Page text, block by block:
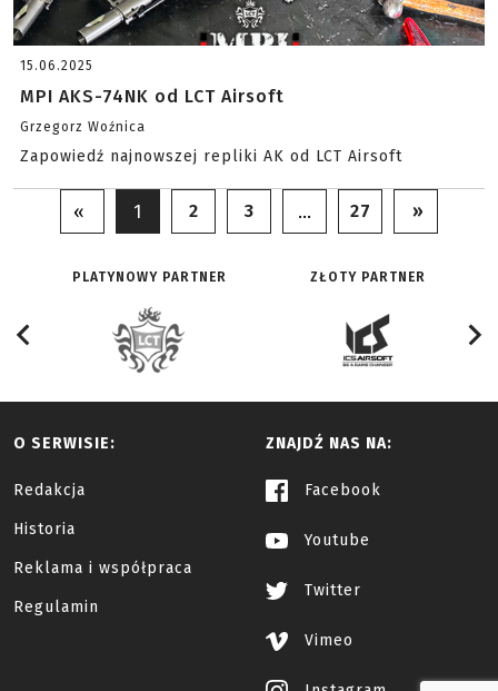
15.06.2025
MPI AKS-74NK od LCT Airsoft
Grzegorz Woźnica
Zapowiedź najnowszej repliki AK od LCT Airsoft
« 1 2 3 … 27 »
PLATYNOWY PARTNER ZŁOTY PARTNER
O SERWISIE:
Redakcja
Historia
Reklama i współpraca
Regulamin
ZNAJDŹ NAS NA:
Facebook
Youtube
Twitter
Vimeo